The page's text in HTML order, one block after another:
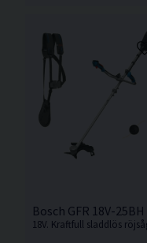
Bosch GFR 18V-